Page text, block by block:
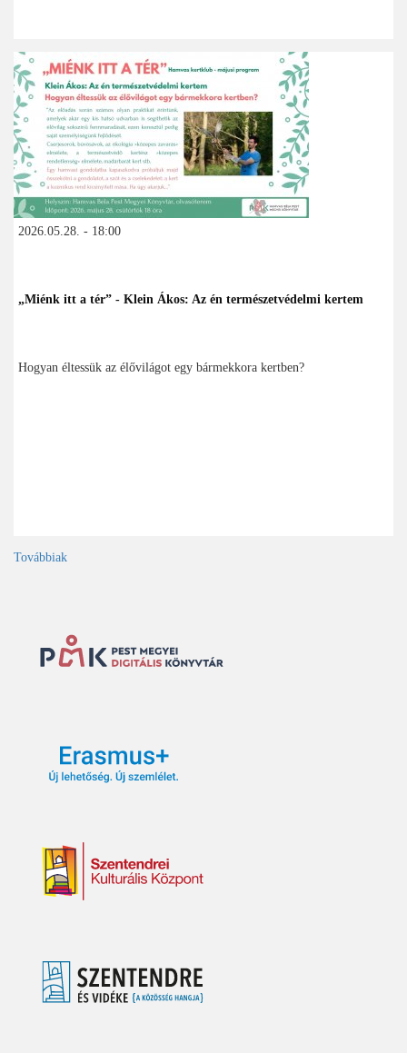
2026.05.28. - 18:00
„Miénk itt a tér” - Klein Ákos: Az én természetvédelmi kertem
Hogyan éltessük az élővilágot egy bármekkora kertben?
Továbbiak